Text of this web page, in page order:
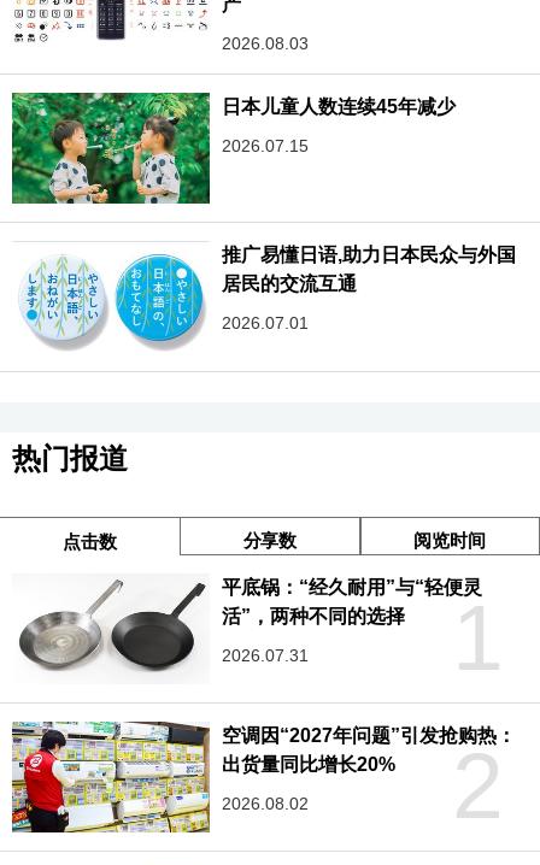
产
2026.08.03
日本儿童人数连续45年减少
2026.07.15
推广易懂日语,助力日本民众与外国
居民的交流互通
2026.07.01
热门报道
点击数 分享数 阅览时间
1
平底锅：“经久耐用”与“轻便灵
活”，两种不同的选择
2026.07.31
2
空调因“2027年问题”引发抢购热：
出货量同比增长20%
2026.08.02